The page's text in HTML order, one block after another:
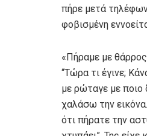
πήρε μετά
φοβισμένη
«Πήραμε με
“Τώρα τι έγινε;
με ρώταγε με ποιο
χαλάσω την
ότι πήρατε την